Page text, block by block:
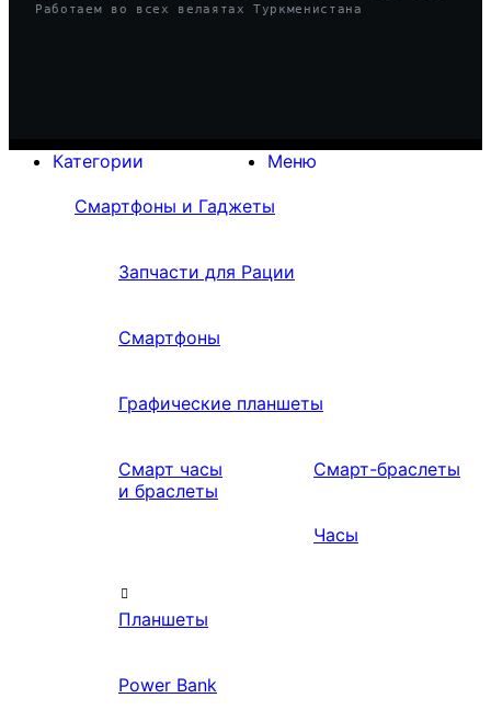
Работаем во всех велаятах Туркменистана
Меню
Категории
Смартфоны и Гаджеты
Запчасти для Рации
Смартфоны
Графические планшеты
Смарт часы
и браслеты
Смарт-браслеты
Часы
Планшеты
Power Bank